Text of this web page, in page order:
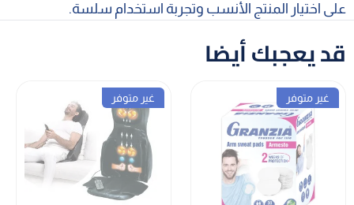
على اختيار المنتج الأنسب وتجربة استخدام سلسة.
قد يعجبك أيضا
غير متوفر غير متوفر